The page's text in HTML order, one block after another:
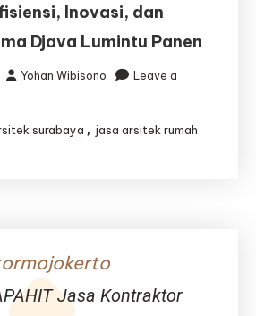
Inovasi, dan
Djava Lumintu Panen
Yohan Wibisono
Leave a
surabaya , jasa arsitek rumah
Jasa Kontraktor